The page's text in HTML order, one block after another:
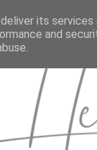
its
and